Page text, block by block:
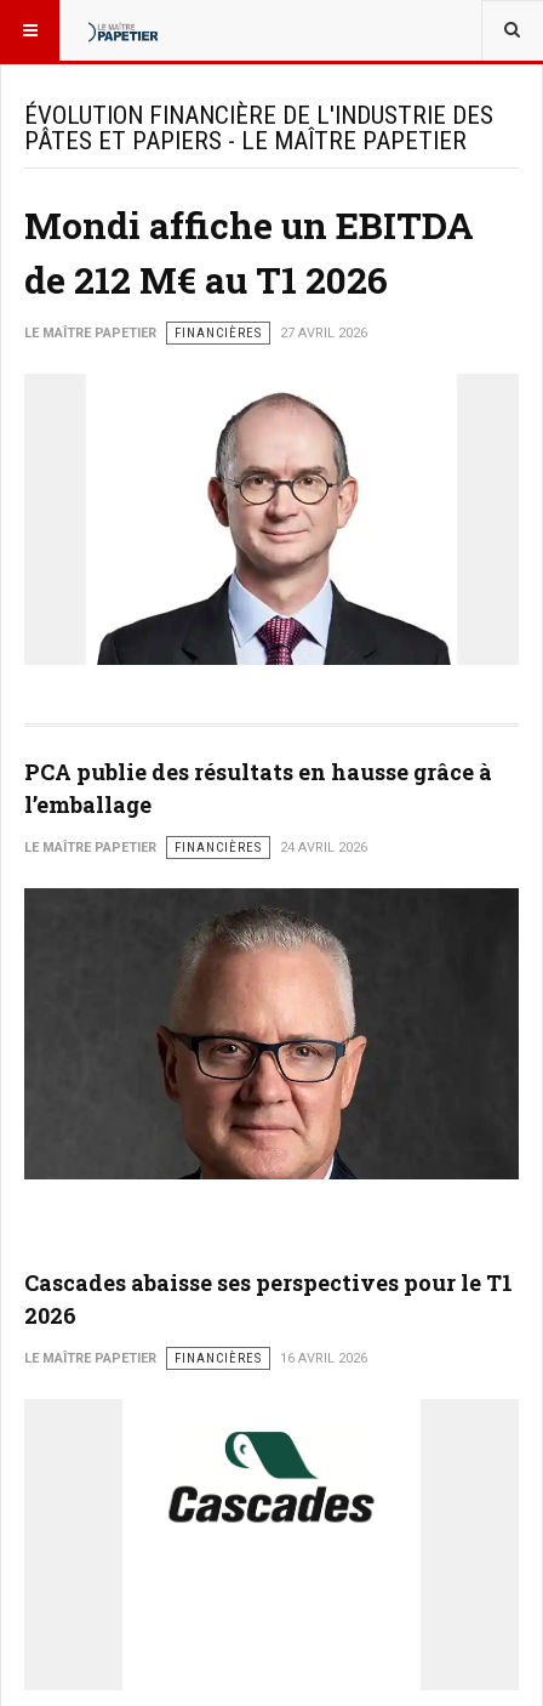
VOUS ÊTES ICI :
ÉVOLUTION FINANCIÈRE DE L'INDUSTRIE DES
PÂTES ET PAPIERS - LE MAÎTRE PAPETIER
Mondi affiche un EBITDA
de 212 M€ au T1 2026
LE MAÎTRE PAPETIER FINANCIÈRES 27 AVRIL 2026
PCA publie des résultats en hausse grâce à
l’emballage
LE MAÎTRE PAPETIER FINANCIÈRES 24 AVRIL 2026
Cascades abaisse ses perspectives pour le T1
2026
LE MAÎTRE PAPETIER FINANCIÈRES 16 AVRIL 2026